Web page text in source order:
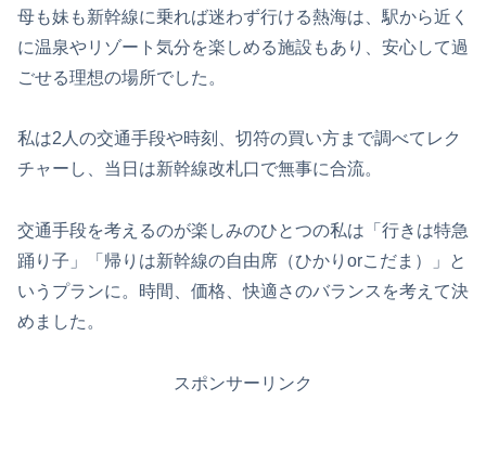
母も妹も新幹線に乗れば迷わず行ける熱海は、駅から近く
に温泉やリゾート気分を楽しめる施設もあり、安心して過
ごせる理想の場所でした。
私は2人の交通手段や時刻、切符の買い方まで調べてレク
チャーし、当日は新幹線改札口で無事に合流。
交通手段を考えるのが楽しみのひとつの私は「行きは特急
踊り子」「帰りは新幹線の自由席（ひかりorこだま）」と
いうプランに。時間、価格、快適さのバランスを考えて決
めました。
スポンサーリンク